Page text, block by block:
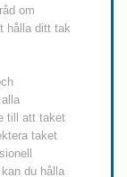
om
hålla ditt tak
till att taket
taket
du hålla